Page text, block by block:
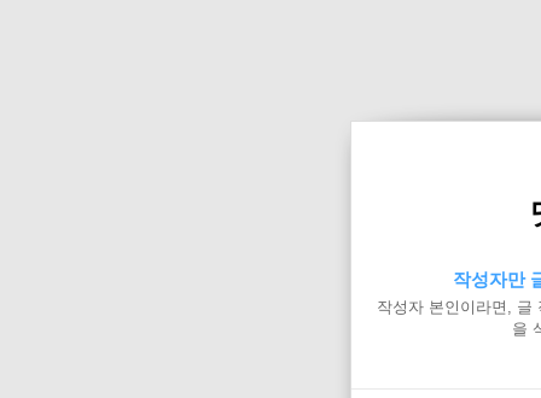
작성자만
작성자 본인이라면, 글
을